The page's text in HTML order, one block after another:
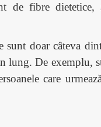
fibre dietetice,
doar câteva
lung. De
care